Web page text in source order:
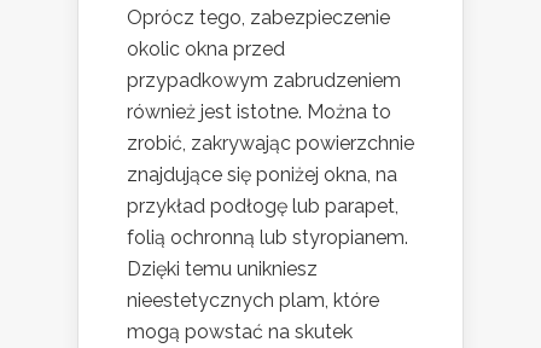
Oprócz tego, zabezpieczenie
okolic okna przed
przypadkowym zabrudzeniem
również jest istotne. Można to
zrobić, zakrywając powierzchnie
znajdujące się poniżej okna, na
przykład podłogę lub parapet,
folią ochronną lub styropianem.
Dzięki temu unikniesz
nieestetycznych plam, które
mogą powstać na skutek